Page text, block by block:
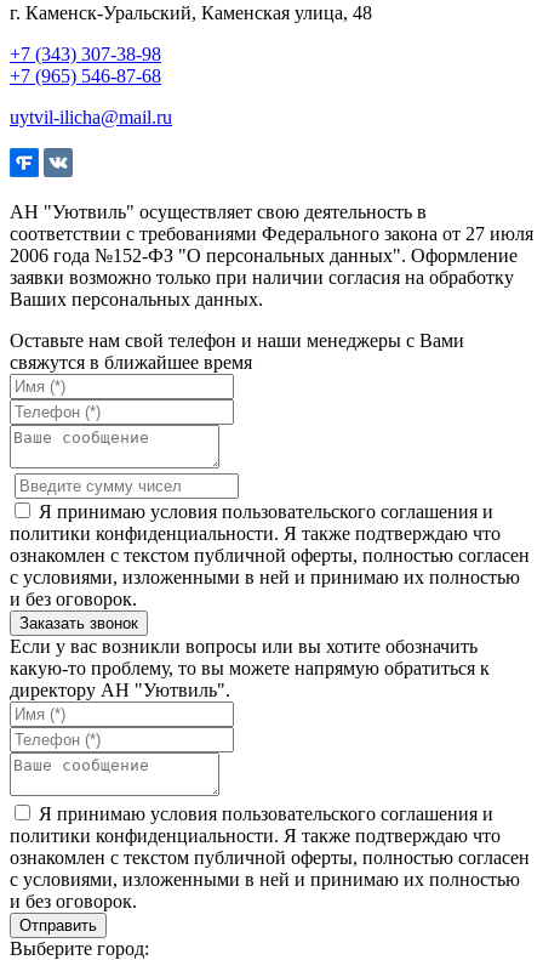
г. Каменск-Уральский, Каменская улица, 48
+7 (343) 307-38-98
+7 (965) 546-87-68
uytvil-ilicha@mail.ru
АН "Уютвиль" осуществляет свою деятельность в
соответствии с требованиями Федерального закона от 27 июля
2006 года №152-ФЗ "О персональных данных". Оформление
заявки возможно только при наличии согласия на обработку
Ваших персональных данных.
Оставьте нам свой телефон и наши менеджеры с Вами
свяжутся в ближайшее время
Я принимаю условия пользовательского соглашения и
политики конфиденциальности. Я также подтверждаю что
ознакомлен с текстом публичной оферты, полностью согласен
с условиями, изложенными в ней и принимаю их полностью
и без оговорок.
Если у вас возникли вопросы или вы хотите обозначить
какую-то проблему, то вы можете напрямую обратиться к
директору АН "Уютвиль".
Я принимаю условия пользовательского соглашения и
политики конфиденциальности. Я также подтверждаю что
ознакомлен с текстом публичной оферты, полностью согласен
с условиями, изложенными в ней и принимаю их полностью
и без оговорок.
Выберите город: